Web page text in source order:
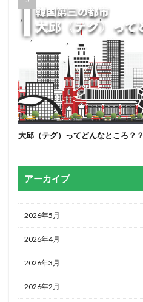
大邱（テグ）ってどんなところ？？
アーカイブ
2026年5月
2026年4月
2026年3月
2026年2月